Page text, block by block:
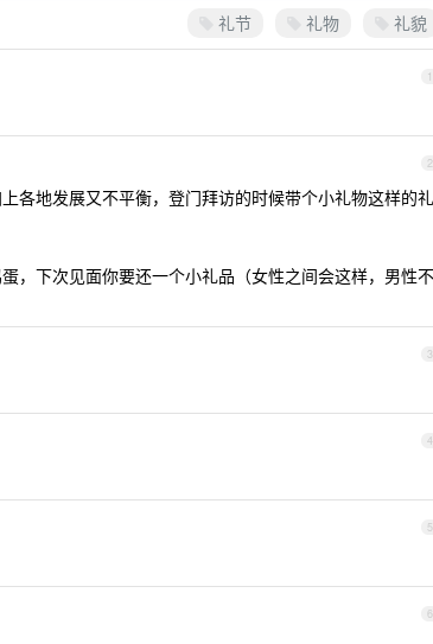
礼节 礼物 礼貌
1
2
各地发展又不平衡，登门拜访的时候带个小礼物这样的礼
，下次见面你要还一个小礼品（女性之间会这样，男性不
3
4
5
6